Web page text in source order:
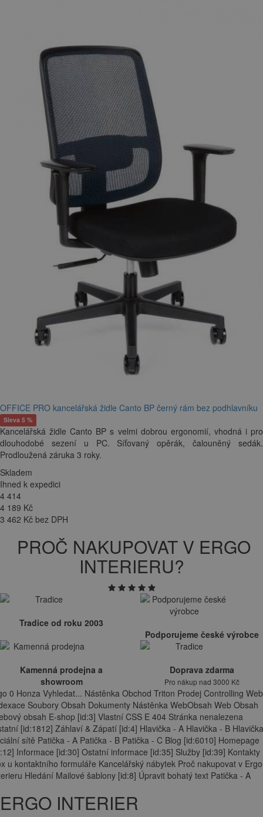
OFFICE PRO kancelářská židle Canto BP černý rám bez podhlavníku
Sleva 5 %
Kancelářská židle Canto BP s velmi dobrou ergonomií, vhodná i pro
dlouhodobé sezení u PC. Síťovaný opěrák, čalouněný sedák.
Prodloužená záruka 3 roky.
Skladem
Ihned k expedici
4 414
4 189 Kč
3 462 Kč bez DPH
PROČ NAKUPOVAT V ERGO
INTERIERU?
Tradice od roku 2003
Podporujeme české výrobce
Kamenná prodejna a
showroom
Doprava zdarma
Pro nákup nad 3000 Kč
0 Honza Vyhledat... Nástěnka Obchod Triton Prodej Controlling Web
Soubory Obsah Dokumenty Nástěnka WebObsah Web Obsah
obsah E-shop [id:3] Vlastní CSS E 404 Stránka nenalezena
[id:1812] Záhlaví & Zápatí [id:4] Hlavička - A Hlavička - B
sítě Patička - A Patička - B Patička - C Blog [id:6010] Homepage
Informace [id:30] Ostatní informace [id:35] Služby [id:39] Kontakty
u kontaktního formuláře Kancelářský nábytek Proč nakupovat v Ergo
Hledání Mailové šablony [id:8] Úpravit bohatý text Patička - A
ERGO INTERIER